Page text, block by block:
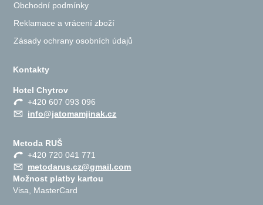
Obchodní podmínky
Reklamace a vrácení zboží
Zásady ochrany osobních údajů
Kontakty
Hotel Chytrov
+420 607 093 096
info@jatomamjinak.cz
Metoda RUŠ
+420 720 041 771
metodarus.cz@gmail.com
Možnost platby kartou
Visa, MasterCard